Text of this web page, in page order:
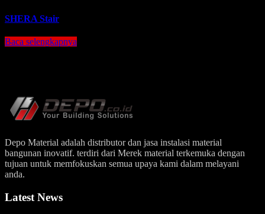
SHERA Stair
Baca selengkapnya
Depo Material adalah distributor dan jasa instalasi material
bangunan inovatif. terdiri dari Merek material terkemuka dengan
tujuan untuk memfokuskan semua upaya kami dalam melayani
anda.
Latest News